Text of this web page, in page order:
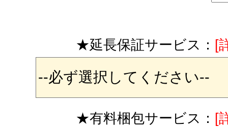
★延長保証サービス： [
★有料梱包サービス： [